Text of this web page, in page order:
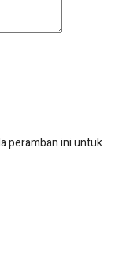
peramban ini untuk